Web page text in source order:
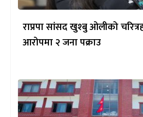
राप्रपा सांसद खुश्बु ओलीको
आरोपमा २ जना पक्राउ